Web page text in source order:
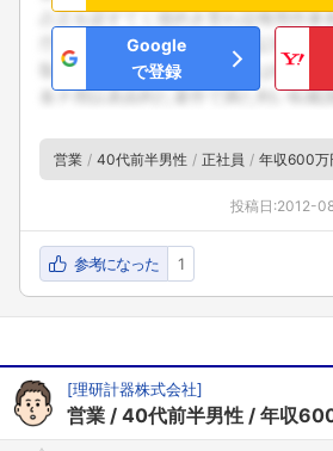
Google
で登録
営業 40代前半男性 正社員 年収600万
投稿日:2012-
参考になった 1
[理研計器株式会社]
営業 40代前半男性 年収